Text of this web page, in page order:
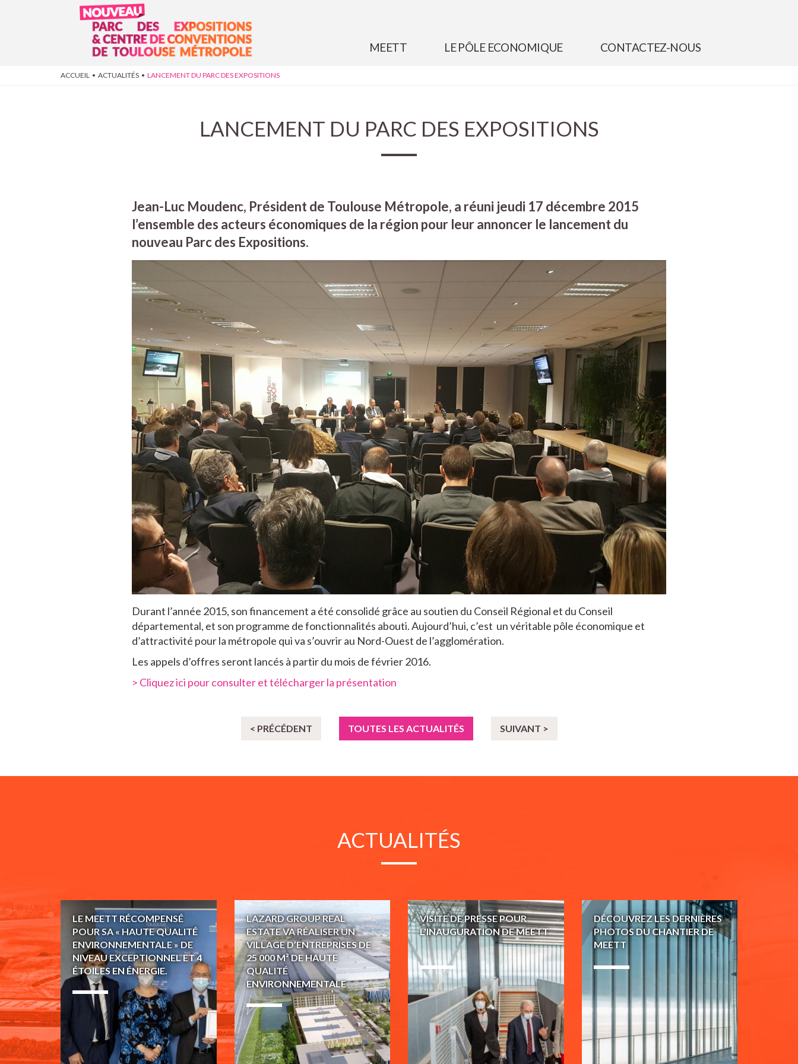
MEETT LE PÔLE ECONOMIQUE CONTACTEZ-NOUS
VOUS ÊTES ICI
ACCUEIL • ACTUALITÉS • LANCEMENT DU PARC DES EXPOSITIONS
LANCEMENT DU PARC DES EXPOSITIONS
Jean-Luc Moudenc, Président de Toulouse Métropole, a réuni jeudi 17 décembre 2015
l’ensemble des acteurs économiques de la région pour leur annoncer le lancement du
nouveau Parc des Expositions.
Durant l’année 2015, son financement a été consolidé grâce au soutien du Conseil Régional et du Conseil
départemental, et son programme de fonctionnalités abouti. Aujourd’hui, c’est un véritable pôle économique et
d’attractivité pour la métropole qui va s’ouvrir au Nord-Ouest de l’agglomération.
Les appels d’offres seront lancés à partir du mois de février 2016.
> Cliquez ici pour consulter et télécharger la présentation
< PRÉCÉDENT TOUTES LES ACTUALITÉS SUIVANT >
ACTUALITÉS
LE MEETT RÉCOMPENSÉ
POUR SA « HAUTE QUALITÉ
ENVIRONNEMENTALE » DE
NIVEAU EXCEPTIONNEL ET 4
ÉTOILES EN ÉNERGIE.
18 Mars 2021
LAZARD GROUP REAL
ESTATE VA RÉALISER UN
VILLAGE D’ENTREPRISES DE
25 000 M² DE HAUTE
QUALITÉ
ENVIRONNEMENTALE
08 Mars 2021
VISITE DE PRESSE POUR
L'INAUGURATION DE MEETT
DÉCOUVREZ LES DERNIÈRES
PHOTOS DU CHANTIER DE
MEETT
04 Mars 2020